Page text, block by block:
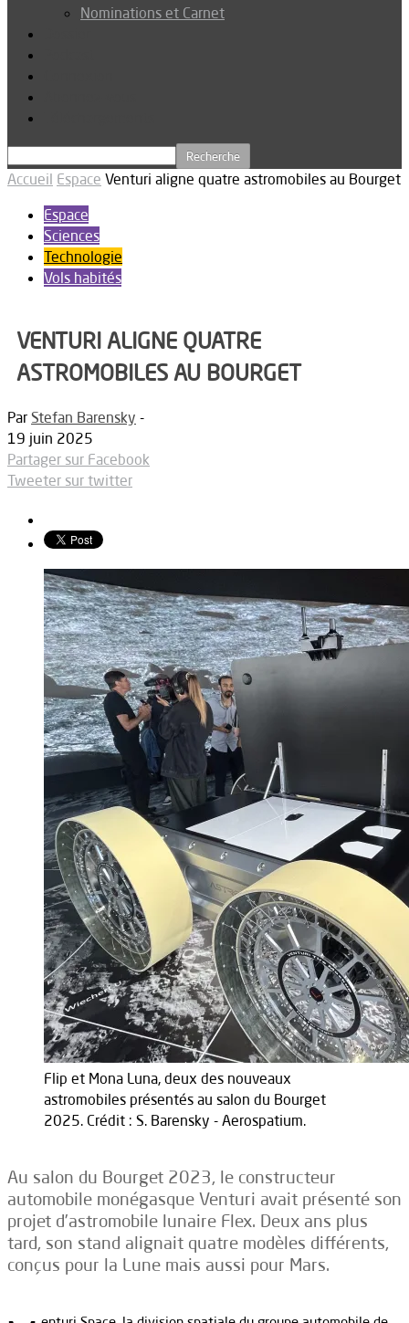
Nominations et Carnet
Accueil Espace Venturi aligne quatre astromobiles au Bourget
Espace
Sciences
Technologie
Vols habités
VENTURI ALIGNE QUATRE
ASTROMOBILES AU BOURGET
Par Stefan Barensky -
19 juin 2025
Partager sur Facebook
Tweeter sur twitter
Flip et Mona Luna, deux des nouveaux
astromobiles présentés au salon du Bourget
2025. Crédit : S. Barensky - Aerospatium.
Au salon du Bourget 2023, le constructeur
automobile monégasque Venturi avait présenté son
projet d’astromobile lunaire Flex. Deux ans plus
tard, son stand alignait quatre modèles différents,
conçus pour la Lune mais aussi pour Mars.